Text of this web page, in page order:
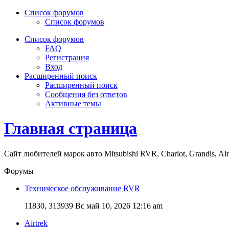
Список форумов
Список форумов
Список форумов
FAQ
Регистрация
Вход
Расширенный поиск
Расширенный поиск
Сообщения без ответов
Активные темы
Главная страница
Сайт любителей марок авто Mitsubishi RVR, Chariot, Grandis,
Форумы
Техническое обслуживание RVR
11830, 313939 Вс май 10, 2026 12:16 am
Airtrek